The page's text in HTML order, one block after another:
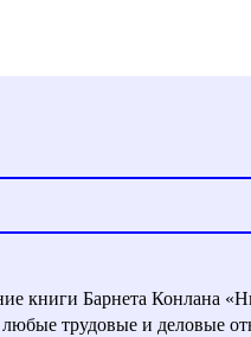
книги Барнета
трудовые и деловые